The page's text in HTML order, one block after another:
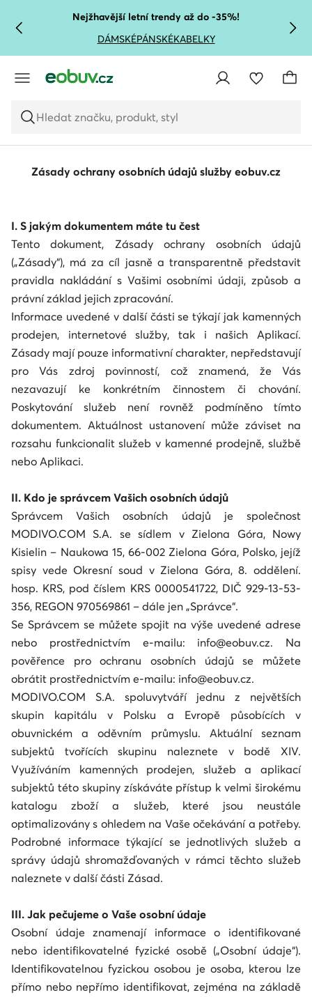
PŘEJÍT NA HLAVNÍ OBSAH
PŘEJÍT NA VYHLEDÁVÁNÍ
Nejžhavější letní trendy až do -35%!
DÁMSKÉPÁNSKÉKABELKY
Hledat značku, produkt, styl
Zásady ochrany osobních údajů služby eobuv.cz
I. S jakým dokumentem máte tu čest
Tento dokument, Zásady ochrany osobních údajů
(„Zásady“), má za cíl jasně a transparentně představit
pravidla nakládání s Vašimi osobními údaji, způsob a
právní základ jejich zpracování.
Informace uvedené v další části se týkají jak kamenných
prodejen, internetové služby, tak i našich Aplikací.
Zásady mají pouze informativní charakter, nepředstavují
pro Vás zdroj povinností, což znamená, že Vás
nezavazují ke konkrétním činnostem či chování.
Poskytování služeb není rovněž podmíněno tímto
dokumentem. Aktuálnost ustanovení může záviset na
rozsahu funkcionalit služeb v kamenné prodejně, službě
nebo Aplikaci.
II. Kdo je správcem Vašich osobních údajů
Správcem Vašich osobních údajů je společnost
MODIVO.COM S.A. se sídlem v Zielona Góra, Nowy
Kisielin – Naukowa 15, 66-002 Zielona Góra, Polsko, jejíž
spisy vede Okresní soud v Zielona Góra, 8. oddělení.
hosp. KRS, pod číslem KRS 0000541722, DIČ 929-13-53-
356, REGON 970569861 – dále jen „Správce“.
Se Správcem se můžete spojit na výše uvedené adrese
nebo prostřednictvím e-mailu: info@eobuv.cz. Na
pověřence pro ochranu osobních údajů se můžete
obrátit prostřednictvím e-mailu: info@eobuv.cz.
MODIVO.COM S.A. spoluvytváří jednu z největších
skupin kapitálu v Polsku a Evropě působících v
obuvnickém a oděvním průmyslu. Aktuální seznam
subjektů tvořících skupinu naleznete v bodě XIV.
Využíváním kamenných prodejen, služeb a aplikací
subjektů této skupiny získáváte přístup k velmi širokému
katalogu zboží a služeb, které jsou neustále
optimalizovány s ohledem na Vaše očekávání a potřeby.
Podrobné informace týkající se jednotlivých služeb a
správy údajů shromažďovaných v rámci těchto služeb
naleznete v další části Zásad.
III. Jak pečujeme o Vaše osobní údaje
Osobní údaje znamenají informace o identifikované
nebo identifikovatelné fyzické osobě („Osobní údaje“).
Identifikovatelnou fyzickou osobou je osoba, kterou lze
přímo nebo nepřímo identifikovat, zejména na základě